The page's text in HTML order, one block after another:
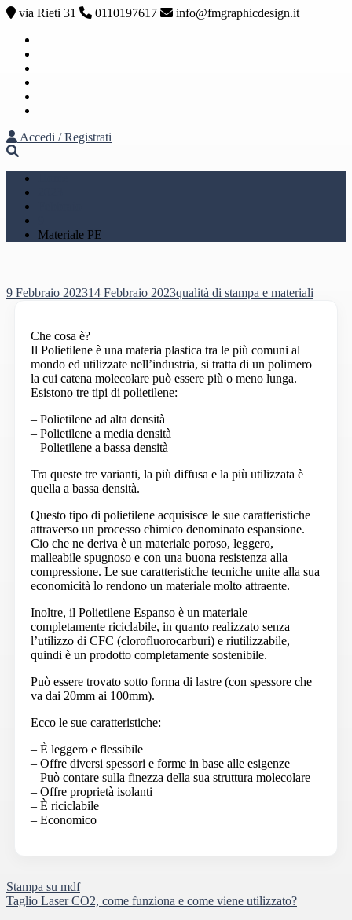
via Rieti 31 0110197617
info@fmgraphicdesign.it
Accedi / Registrati
Materiale PE
9 Febbraio 202314 Febbraio 2023qualità di stampa e materiali
Che cosa è?
Il Polietilene è una materia plastica tra le più comuni al
mondo ed utilizzate nell’industria, si tratta di un polimero
la cui catena molecolare può essere più o meno lunga.
Esistono tre tipi di polietilene:
– Polietilene ad alta densità
– Polietilene a media densità
– Polietilene a bassa densità
Tra queste tre varianti, la più diffusa e la più utilizzata è
quella a bassa densità.
Questo tipo di polietilene acquisisce le sue caratteristiche
attraverso un processo chimico denominato espansione.
Cio che ne deriva è un materiale poroso, leggero,
malleabile spugnoso e con una buona resistenza alla
compressione. Le sue caratteristiche tecniche unite alla sua
economicità lo rendono un materiale molto attraente.
Inoltre, il Polietilene Espanso è un materiale
completamente riciclabile, in quanto realizzato senza
l’utilizzo di CFC (clorofluorocarburi) e riutilizzabile,
quindi è un prodotto completamente sostenibile.
Può essere trovato sotto forma di lastre (con spessore che
va dai 20mm ai 100mm).
Ecco le sue caratteristiche:
– È leggero e flessibile
– Offre diversi spessori e forme in base alle esigenze
– Può contare sulla finezza della sua struttura molecolare
– Offre proprietà isolanti
– È riciclabile
– Economico
Navigazione
Stampa su mdf
Taglio Laser CO2, come funziona e come viene utilizzato?